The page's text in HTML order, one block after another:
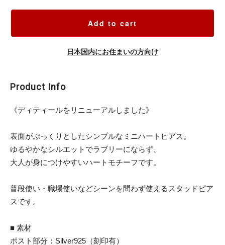
Add to cart
日本国内にお住まいの方向け
Product Info
《ディティールをリニューアルしました》
表面がぷっくりとしたシンプルなミニハートピアス。
ゆるやかなシルエットでラブリーにならず、
大人が身につけやすいハートモチーフです。
普段使い・職場使いなどシーンを問わず使えるスタッドピア
スです。
■ 素材
ポスト部分：Silver925（刻印有）